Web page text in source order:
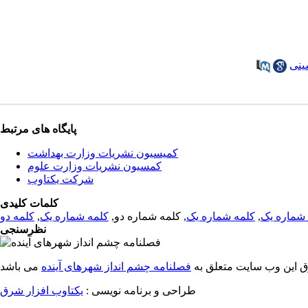
پایگاه های مرتبط
کمیسیون نشریات وزارت بهداشت
کمسیون نشریات وزارت علوم
شرکت یکتاوب
کلمات کلیدی
شماره یک, کلمه شماره یک, کلمه شماره دو, کلمه شماره یک, کلمه دو
نظرسنجی
این وب سایت متعلق به فصلنامه چشم انداز شهرهای آینده
طراحی و برنامه نویسی : یکتاوب افزار شرق